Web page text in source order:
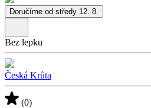
Doručíme od středy 12. 8.
Bez lepku
Česká Krůta
(0)